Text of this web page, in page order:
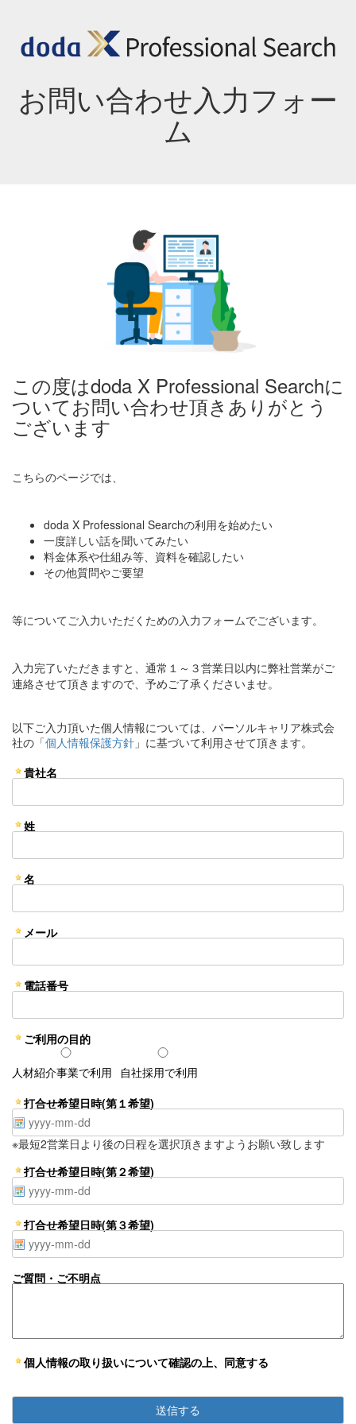
お問い合わせ入力フォー
ム
この度はdoda X Professional Searchに
ついてお問い合わせ頂きありがとう
ございます
こちらのページでは、
doda X Professional Searchの利用を始めたい
一度詳しい話を聞いてみたい
料金体系や仕組み等、資料を確認したい
その他質問やご要望
等についてご入力いただくための入力フォームでございます。
入力完了いただきますと、通常１～３営業日以内に弊社営業がご
連絡させて頂きますので、予めご了承くださいませ。
以下ご入力頂いた個人情報については、パーソルキャリア株式会
社の「個人情報保護方針 」に基づいて利用させて頂きます。
貴社名
姓
名
メール
電話番号
ご利用の目的
人材紹介事業で利用
自社採用で利用
打合せ希望日時(第１希望)
※最短2営業日より後の日程を選択頂きますようお願い致します
打合せ希望日時(第２希望)
打合せ希望日時(第３希望)
ご質問・ご不明点
個人情報の取り扱いについて確認の上、同意する